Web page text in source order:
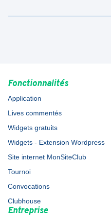
Fonctionnalités
Application
Lives commentés
Widgets gratuits
Widgets - Extension Wordpress
Site internet MonSiteClub
Tournoi
Convocations
Clubhouse
Entreprise